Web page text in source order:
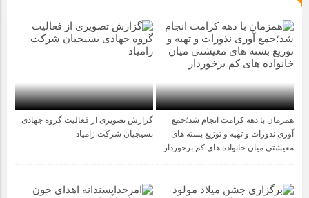
همزمان با دهه کرامت انجام شد؛جمع
آوری نذورات و تهیه و توزیع بسته های
معیشتی میان خانواده های کم برخوردار
1 سال قبل
گزارش تصویری از فعالیت گروه جهادی
بسیجیان شرکت زامیاد